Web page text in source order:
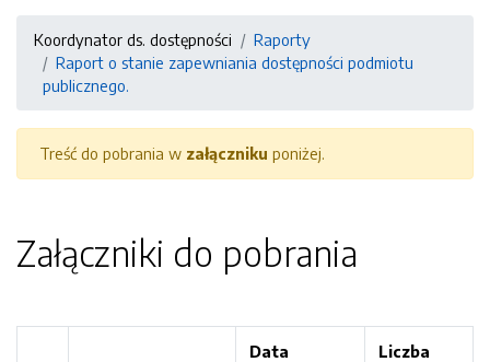
Koordynator ds. dostępności
Raporty
Raport o stanie zapewniania dostępności podmiotu
publicznego.
Treść do pobrania w załączniku poniżej.
Załączniki do pobrania
Data
Liczba